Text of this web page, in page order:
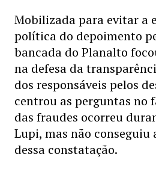
Mobilizada para evitar a
política do depoimento
bancada do Planalto
na defesa da
dos responsáveis pelos
centrou as perguntas no
das fraudes ocorreu
Lupi, mas não conseguiu
dessa constatação.